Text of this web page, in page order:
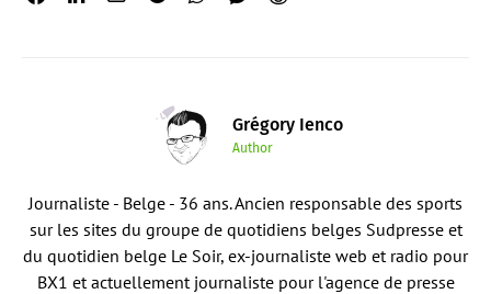
Grégory Ienco
Author
Journaliste - Belge - 36 ans. Ancien responsable des sports
sur les sites du groupe de quotidiens belges Sudpresse et
du quotidien belge Le Soir, ex-journaliste web et radio pour
BX1 et actuellement journaliste pour l'agence de presse